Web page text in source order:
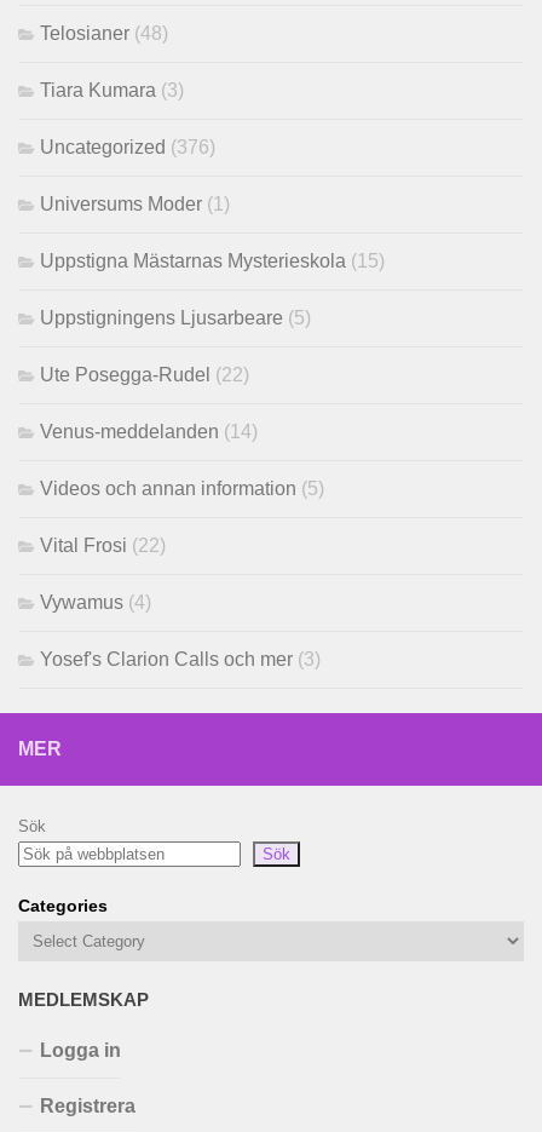
Telosianer (48)
Tiara Kumara (3)
Uncategorized (376)
Universums Moder (1)
Uppstigna Mästarnas Mysterieskola (15)
Uppstigningens Ljusarbeare (5)
Ute Posegga-Rudel (22)
Venus-meddelanden (14)
Videos och annan information (5)
Vital Frosi (22)
Vywamus (4)
Yosef's Clarion Calls och mer (3)
MER
Sök
Sök
Categories
MEDLEMSKAP
Logga in
Registrera